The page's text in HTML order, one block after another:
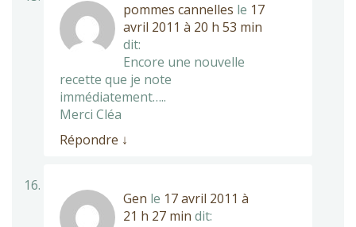
pommes cannelles le 17
avril 2011 à 20 h 53 min
dit:
Encore une nouvelle
recette que je note
immédiatement…..
Merci Cléa
Répondre ↓
Gen le 17 avril 2011 à
21 h 27 min dit: